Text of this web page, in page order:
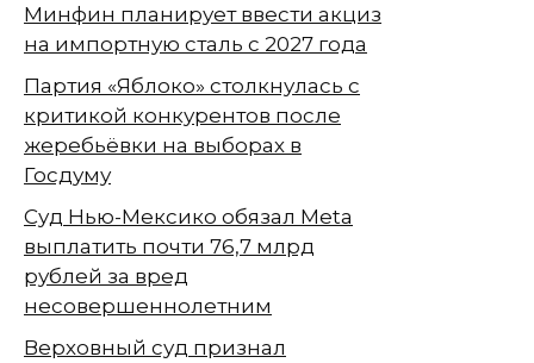
Минфин планирует ввести акциз
на импортную сталь с 2027 года
Партия «Яблоко» столкнулась с
критикой конкурентов после
жеребьёвки на выборах в
Госдуму
Суд Нью-Мексико обязал Meta
выплатить почти 76,7 млрд
рублей за вред
несовершеннолетним
Верховный суд признал